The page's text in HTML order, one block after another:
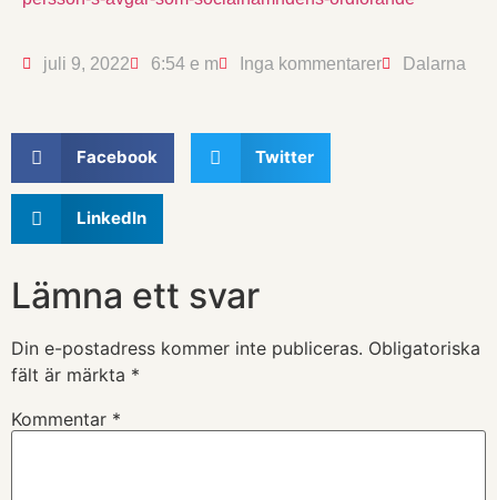
juli 9, 2022 6:54 e m Inga kommentarer Dalarna
Facebook Twitter
LinkedIn
Lämna ett svar
Din e-postadress kommer inte publiceras. Obligatoriska
fält är märkta *
Kommentar *